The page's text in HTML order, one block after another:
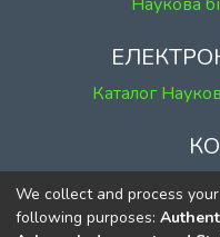
Каталог
м. Київ, вул.
We collect and process
following purposes: